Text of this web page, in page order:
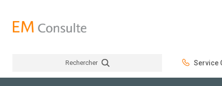
Rechercher Service